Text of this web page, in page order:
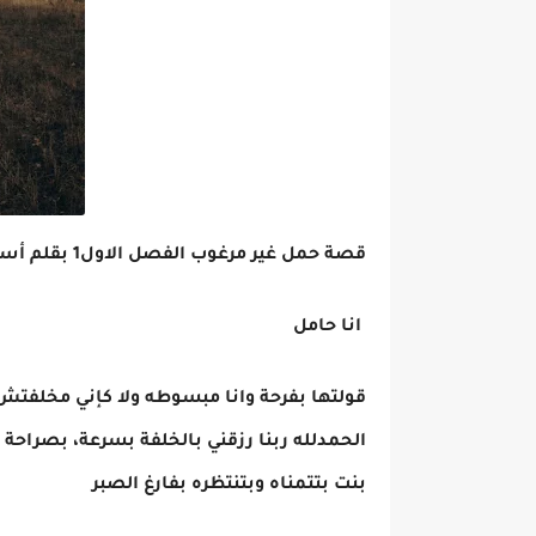
قصة حمل غير مرغوب الفصل الاول1 بقلم أسماء مصطفي
انا حامل
قولتها بفرحة وانا مبسوطه ولا كإني
الحمدلله ربنا رزقني بالخلفة بسرعة،
بنت بتتمناه وبتنتظره بفارغ الصبر